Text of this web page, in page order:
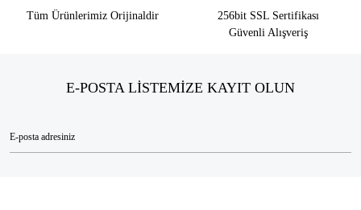
Tüm Ürünlerimiz Orijinaldir
256bit SSL Sertifikası
Güvenli Alışveriş
E-POSTA LİSTEMİZE KAYIT OLUN